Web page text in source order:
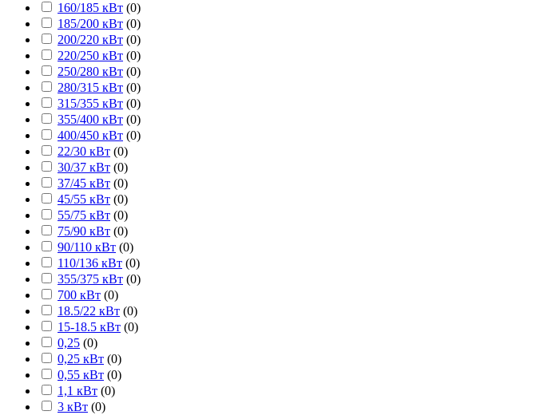
160/185 кВт (0)
185/200 кВт (0)
200/220 кВт (0)
220/250 кВт (0)
250/280 кВт (0)
280/315 кВт (0)
315/355 кВт (0)
355/400 кВт (0)
400/450 кВт (0)
22/30 кВт (0)
30/37 кВт (0)
37/45 кВт (0)
45/55 кВт (0)
55/75 кВт (0)
75/90 кВт (0)
90/110 кВт (0)
110/136 кВт (0)
355/375 кВт (0)
700 кВт (0)
18.5/22 кВт (0)
15-18.5 кВт (0)
0,25 (0)
0,25 кВт (0)
0,55 кВт (0)
1,1 кВт (0)
3 кВт (0)